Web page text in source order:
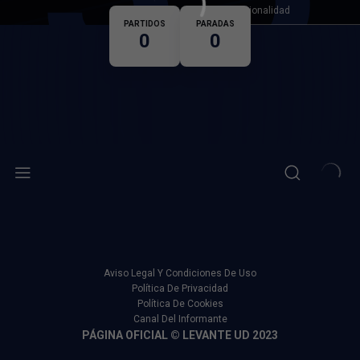
Nacionalidad
PARTIDOS
0
PARADAS
0
Aviso Legal Y Condiciones De Uso
Política De Privacidad
Política De Cookies
Canal Del Informante
PÁGINA OFICIAL © LEVANTE UD 2023